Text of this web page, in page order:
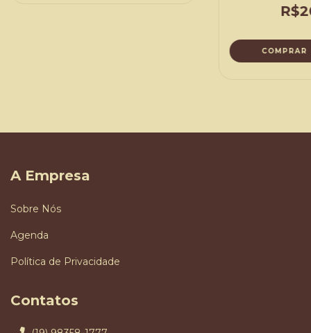
COMPRAR
A Empresa
Sobre Nós
Agenda
Política de Privacidade
Contatos